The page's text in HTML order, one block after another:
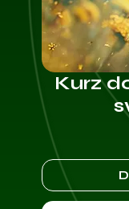
Kurz